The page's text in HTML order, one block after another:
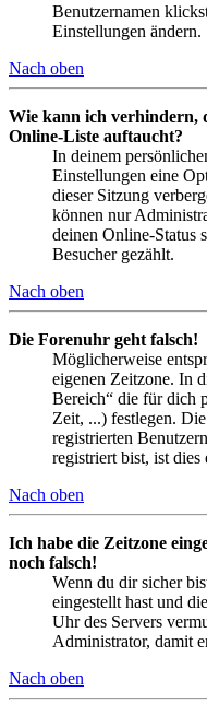
Benutzernamen
Einstellungen ändern.
Nach oben
Wie kann ich verhindern,
Online-Liste auftaucht?
In deinem
Einstellungen eine
dieser Sitzung
können nur
deinen Online-Status
Besucher gezählt.
Nach oben
Die Forenuhr geht falsch!
Möglicherweise
eigenen Zeitzone. In
Bereich“ die für dich
Zeit, ...) festlegen.
registrierten
registriert bist, ist
Nach oben
Ich habe die Zeitzone
noch falsch!
Wenn du dir sicher
eingestellt hast und
Uhr des Servers
Administrator, damit
Nach oben